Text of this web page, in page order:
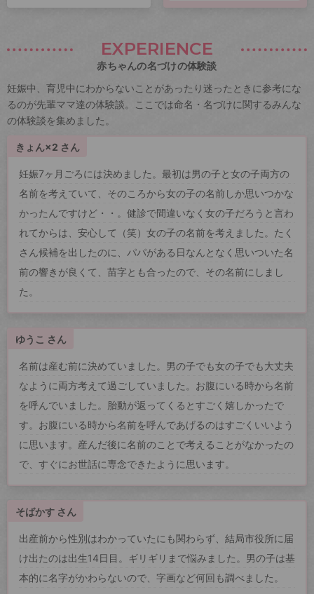
EXPERIENCE
赤ちゃんの名づけの体験談
妊娠中、育児中にわからないことがあったり迷ったときに参考にな
るのが先輩ママ達の体験談。ここでは命名・名づけに関するみんな
の体験談を集めました。
きょん×2 さん
妊娠7ヶ月ごろには決めました。最初は男の子と女の子両方の
名前を考えていて、そのころから女の子の名前しか思いつかな
かったんですけど・・。健診で間違いなく女の子だろうと言わ
れてからは、安心して（笑）女の子の名前を考えました。たく
さん候補を出したのに、パパがある日なんとなく思いついた名
前の響きが良くて、苗字とも合ったので、その名前にしまし
た。
ゆうこ さん
名前は産む前に決めていました。男の子でも女の子でも大丈夫
なように両方考えて過ごしていました。お腹にいる時から名前
を呼んでいました。胎動が返ってくるとすごく嬉しかったで
す。お腹にいる時から名前を呼んであげるのはすごくいいよう
に思います。産んだ後に名前のことで考えることがなかったの
で、すぐにお世話に専念できたように思います。
そばかす さん
出産前から性別はわかっていたにも関わらず、結局市役所に届
け出たのは出生14日目。ギリギリまで悩みました。男の子は基
本的に名字がかわらないので、字画など何回も調べました。